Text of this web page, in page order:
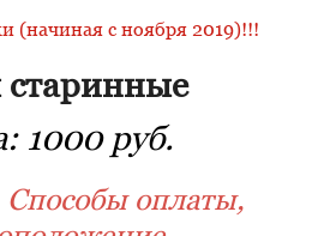
(начиная с ноября 2019)!!!
1000 руб.
оплаты,